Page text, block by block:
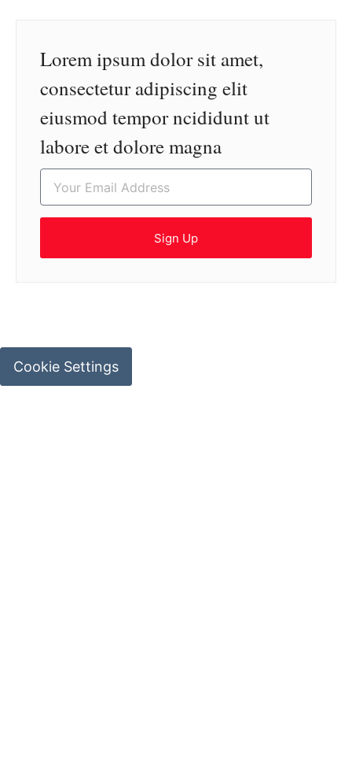
Lorem ipsum dolor sit amet,
consectetur adipiscing elit
eiusmod tempor ncididunt ut
labore et dolore magna
Sign Up
Cookie Settings